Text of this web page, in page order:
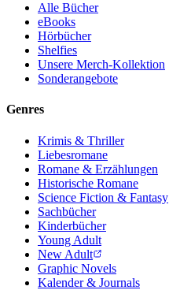
Alle Bücher
eBooks
Hörbücher
Shelfies
Unsere Merch-Kollektion
Sonderangebote
Genres
Krimis & Thriller
Liebesromane
Romane & Erzählungen
Historische Romane
Science Fiction & Fantasy
Sachbücher
Kinderbücher
Young Adult
New Adult
Graphic Novels
Kalender & Journals